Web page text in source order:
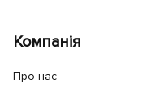
Компанія
Про нас